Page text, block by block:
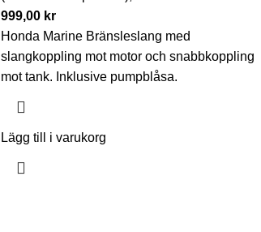
999,00 kr
Honda Marine Bränsleslang med
slangkoppling mot motor och snabbkoppling
mot tank. Inklusive pumpblåsa.
Lägg till i varukorg